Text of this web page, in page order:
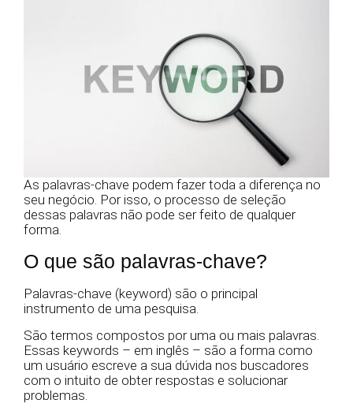
As palavras-chave podem fazer toda a diferença no
seu negócio. Por isso, o processo de seleção
dessas palavras não pode ser feito de qualquer
forma.
O que são palavras-chave?
Palavras-chave (keyword) são o principal
instrumento de uma pesquisa.
São termos compostos por uma ou mais palavras.
Essas keywords – em inglês – são a forma como
um usuário escreve a sua dúvida nos buscadores
com o intuito de obter respostas e solucionar
problemas.